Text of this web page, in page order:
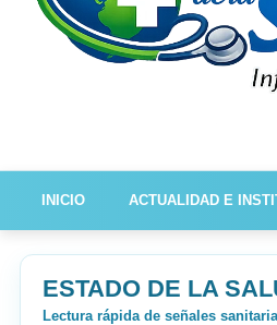
INICIO ACTUALIDAD E
ESTADO DE LA
Lectura rápida de señales